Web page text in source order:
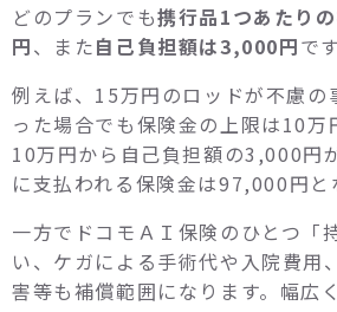
どのプランでも携行品1つあたり
円、また自己負担額は3,000円です
例えば、15万円のロッドが不慮の
った場合でも保険金の上限は10万
10万円から自己負担額の3,000円
に支払われる保険金は97,000円と
一方でドコモＡＩ保険のひとつ「
い、ケガによる手術代や入院費用
害等も補償範囲になります。幅広